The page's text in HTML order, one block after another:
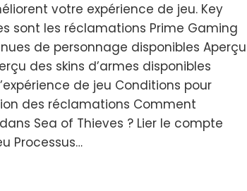
votre expérience de jeu. Key
sont les réclamations Prime Gaming
de personnage disponibles Aperçu
des skins d’armes disponibles
de jeu Conditions pour
des réclamations Comment
Sea of Thieves ? Lier le compte
Processus…